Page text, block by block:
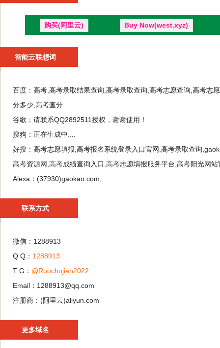
购买(阿里云) Buy Now(west.xyz)
智能云联想词
百度： 高考,高考录取结果查询,高考录取查询,高考志愿查询,高考志
分多少,高考查分
谷歌： 请联系QQ2892511授权，谢谢使用！
搜狗： 正在生成中....
好搜： 高考志愿填报,高考报名系统登录入口官网,高考录取查询
高考资源网,高考成绩查询入口,高考志愿填报服务平台,高考阳光网站
Alexa： (37930)gaokao.com,
联系方式
微信：1288913
Q Q： 1288913
T G： @Ruochujian2022
Email：1288913@qq.com
注册商：(阿里云)aliyun.com
更多域名